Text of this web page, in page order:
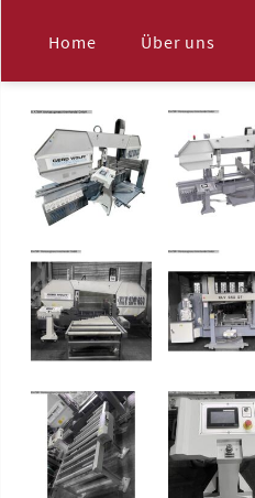
überspringenHome Über uns